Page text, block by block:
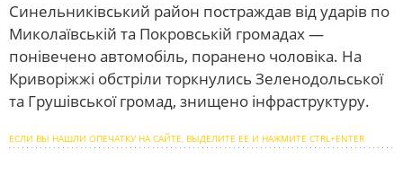
Синельниківський район постраждав від ударів по
Миколаївській та Покровській громадах —
понівечено автомобіль, поранено чоловіка. На
Криворіжжі обстріли торкнулись Зеленодольської
та Грушівської громад, знищено інфраструктуру.
ЕСЛИ ВЫ НАШЛИ ОПЕЧАТКУ НА САЙТЕ, ВЫДЕЛИТЕ ЕЕ И НАЖМИТЕ CTRL+ENTER